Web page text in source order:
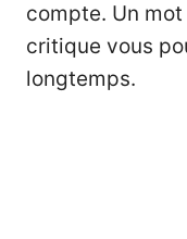
compte. Un
critique vous
longtemps.